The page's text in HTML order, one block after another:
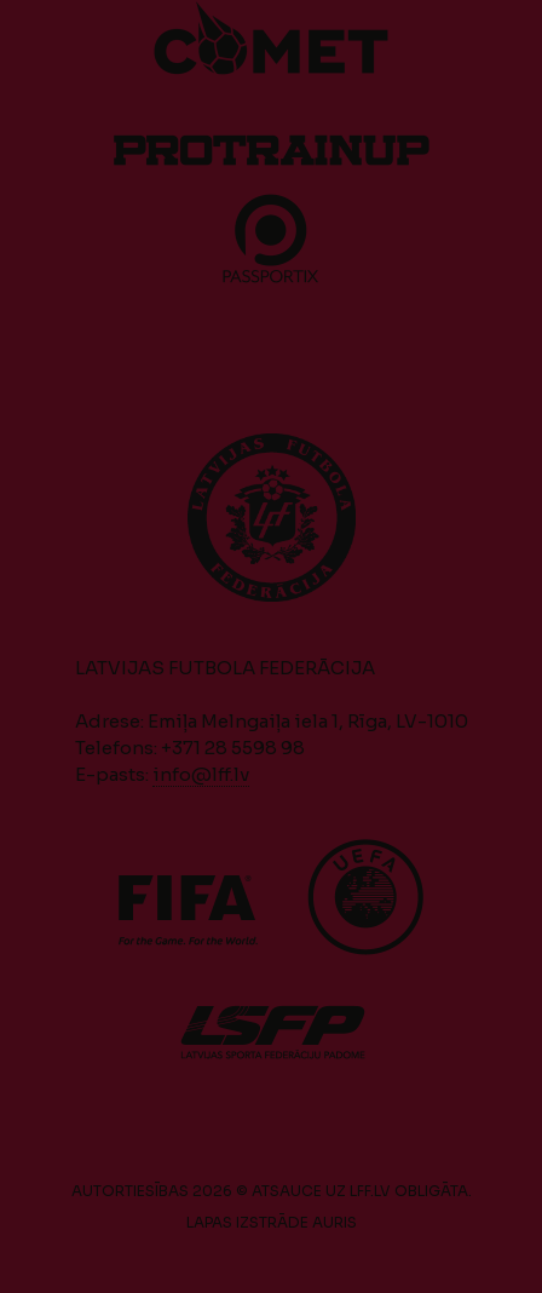
LATVIJAS FUTBOLA FEDERĀCIJA
Adrese: Emiļa Melngaiļa iela 1, Rīga, LV-1010
Telefons: +371 28 5598 98
E-pasts: info@lff.lv
AUTORTIESĪBAS 2026 © ATSAUCE UZ LFF.LV OBLIGĀTA.
LAPAS IZSTRĀDE AURIS